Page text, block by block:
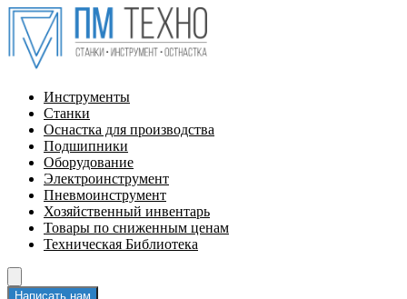
Инструменты
Станки
Оснастка для производства
Подшипники
Оборудование
Электроинструмент
Пневмоинструмент
Хозяйственный инвентарь
Товары по сниженным ценам
Техническая Библиотека
Написать нам